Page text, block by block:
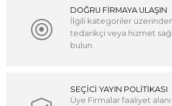
DOĞRU FİRMAYA ULAŞIN
İlgili kategoriler üzerinden
tedarikçi veya hizmet
bulun.
SEÇİCİ YAYIN POLİTİKASI
Üye Firmalar faaliyet